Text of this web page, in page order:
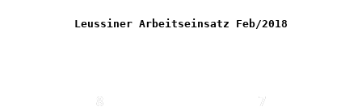
Leussiner Arbeitseinsatz Feb/2018
8 7